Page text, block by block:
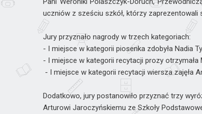
uczniów z sześciu szkół, którzy
Jury przyznało nagrody w trzech kategoriach:
- I miejsce w kategorii piosenka zdobyła Nadia
- I miejsce w kategorii recytacji prozy
- I miejsce w kategorii recytacji wiersza zajęła
Dodatkowo, jury postanowiło przyznać trzy
Arturowi Jaroczyńskiemu ze Szkoły